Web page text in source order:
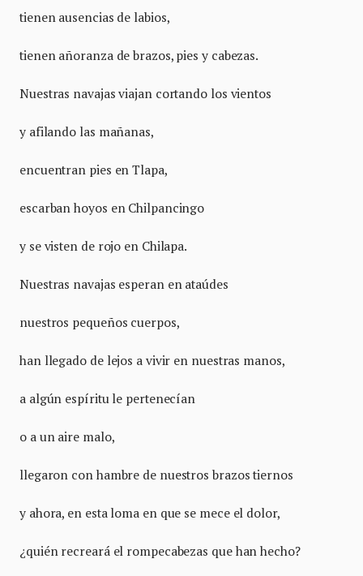
tienen ausencias de labios,
tienen añoranza de brazos, pies y cabezas.
Nuestras navajas viajan cortando los vientos
y afilando las mañanas,
encuentran pies en Tlapa,
escarban hoyos en Chilpancingo
y se visten de rojo en Chilapa.
Nuestras navajas esperan en ataúdes
nuestros pequeños cuerpos,
han llegado de lejos a vivir en nuestras manos,
a algún espíritu le pertenecían
o a un aire malo,
llegaron con hambre de nuestros brazos tiernos
y ahora, en esta loma en que se mece el dolor,
¿quién recreará el rompecabezas que han hecho?